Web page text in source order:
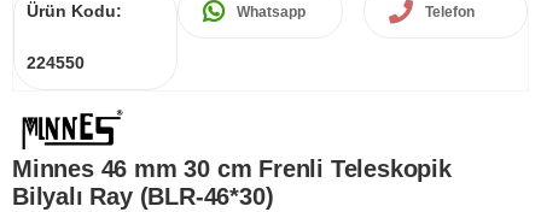
Ürün Kodu:
224550
Whatsapp Telefon
Minnes 46 mm 30 cm Frenli Teleskopik
Bilyalı Ray (BLR-46*30)